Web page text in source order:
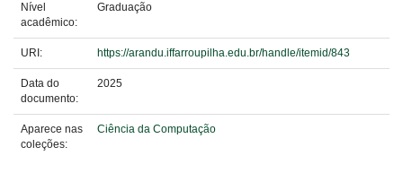
Nível
acadêmico:
Graduação
URI: https://arandu.iffarroupilha.edu.br/handle/itemid/843
Data do
documento:
2025
Aparece nas
coleções:
Ciência da Computação